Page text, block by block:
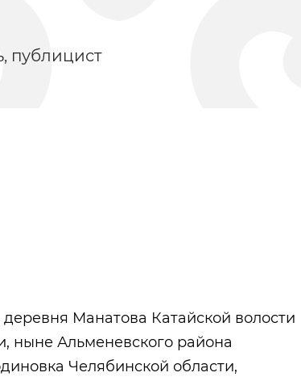
публицист
деревня Манатова Катайской волости
ныне Альменевского района
Челябинской области,